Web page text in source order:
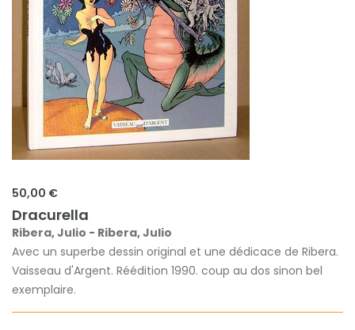
50,00 €
Dracurella
Ribera, Julio - Ribera, Julio
Avec un superbe dessin original et une dédicace de Ribera.
Vaisseau d'Argent. Réédition 1990. coup au dos sinon bel
exemplaire.